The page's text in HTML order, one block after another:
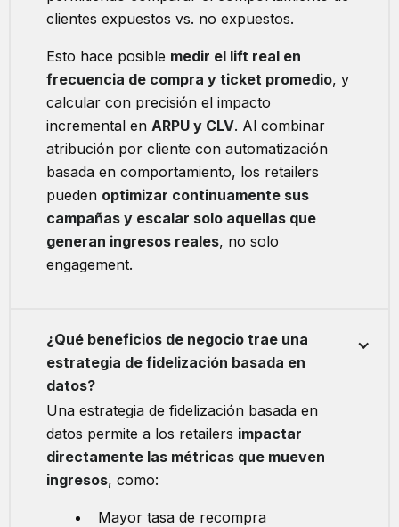
clientes expuestos vs. no expuestos.
Esto hace posible medir el lift real en
frecuencia de compra y ticket promedio, y
calcular con precisión el impacto
incremental en ARPU y CLV. Al combinar
atribución por cliente con automatización
basada en comportamiento, los retailers
pueden optimizar continuamente sus
campañas y escalar solo aquellas que
generan ingresos reales, no solo
engagement.
¿Qué beneficios de negocio trae una
estrategia de fidelización basada en
datos?
Una estrategia de fidelización basada en
datos permite a los retailers impactar
directamente las métricas que mueven
ingresos, como:
Mayor tasa de recompra